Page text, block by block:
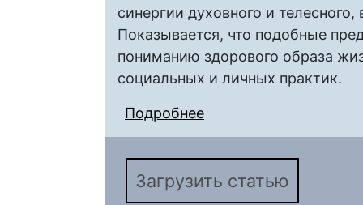
синергии духовного и
Показывается, что подобные
пониманию здорового образа
социальных и личных практик.
Подробнее
Загрузить статью